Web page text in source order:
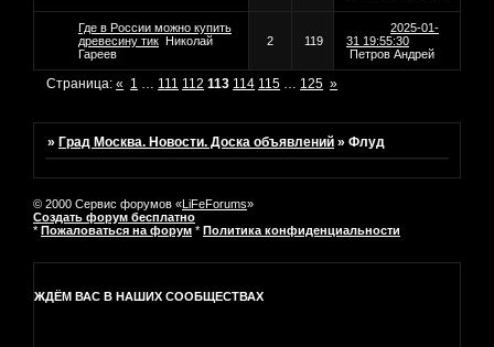
Где в России можно купить
древесину тик Николай
Гареев
2 119
2025-01-
31 19:55:30
Петров Андрей
Страница:« 1 … 111 112 113 114 115 … 125 »
»Град Москва. Новости. Доска объявлений »Флуд
© 2000 Сервис форумов «LiFeForums»
Создать форум бесплатно
* Пожаловаться на форум * Политика конфиденциальности
ЖДЁМ ВАС В НАШИХ СООБЩЕСТВАХ